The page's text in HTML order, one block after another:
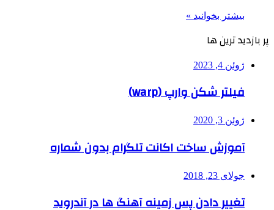
بیشتر بخوانید »
پر بازدید ترین ها
ژوئن 4, 2023
فیلتر شکن وارپ (warp)
ژوئن 3, 2020
آموزش ساخت اکانت تلگرام بدون شماره
جولای 23, 2018
تغییر دادن پس زمینه آهنگ ها در آندروید